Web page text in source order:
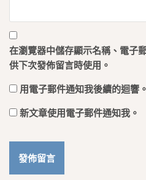
在瀏覽器中儲存顯示名稱、電子
供下次發佈留言時使用。
用電子郵件通知我後續的迴響。
新文章使用電子郵件通知我。